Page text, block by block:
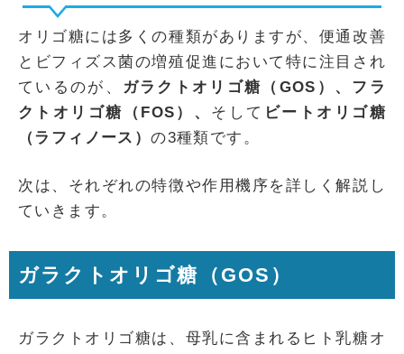
オリゴ糖には多くの種類がありますが、便通改善
とビフィズス菌の増殖促進において特に注目され
ているのが、
ガラクトオリゴ糖（GOS）、フラ
クトオリゴ糖（FOS）、 そして ビートオリゴ糖
（ラフィノース）の3種類です。
次は、それぞれの特徴や作用機序を詳しく解説し
ていきます。
ガラクトオリゴ糖（GOS）
ガラクトオリゴ糖は、母乳に含まれるヒト乳糖オ